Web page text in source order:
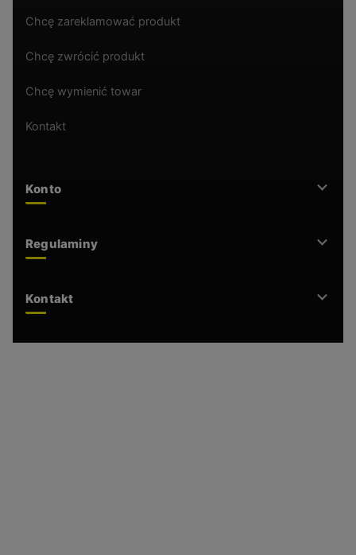
Chcę zareklamować produkt
Chcę zwrócić produkt
Chcę wymienić towar
Kontakt
Konto
Regulaminy
Kontakt